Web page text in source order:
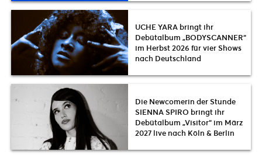
UCHE YARA bringt ihr
Debütalbum „BODYSCANNER“
im Herbst 2026 für vier Shows
nach Deutschland
Die Newcomerin der Stunde
SIENNA SPIRO bringt ihr
Debütalbum „Visitor“ im März
2027 live nach Köln & Berlin